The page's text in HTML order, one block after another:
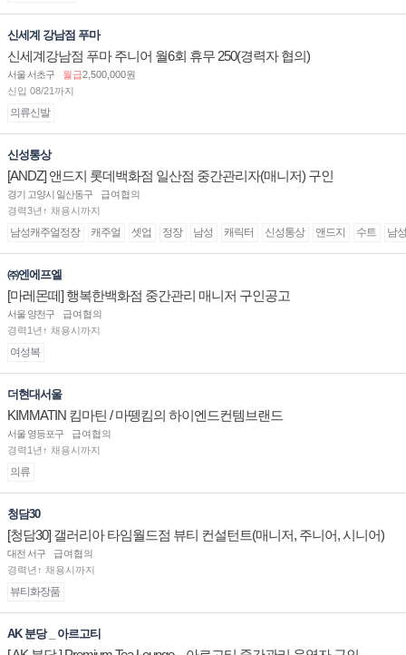
신세계 강남점 푸마
신세계강남점 푸마 주니어 월6회 휴무 250(경력자 협의)
서울 서초구 월급2,500,000원
신입 08/21까지
의류신발
신성통상
[ANDZ] 앤드지 롯데백화점 일산점 중간관리자(매니저) 구인
경기 고양시 일산동구
급여협의
경력3년↑ 채용시까지
남성캐주얼정장 캐주얼 셋업 정장 남성 캐릭터 신성통상 앤드지 수트 남
㈜엔에프엘
[마레몬떼] 행복한백화점 중간관리 매니저 구인공고
서울 양천구
급여협의
경력1년↑ 채용시까지
여성복
더현대서울
KIMMATIN 킴마틴 / 마뗑킴의 하이엔드컨템브랜드
서울 영등포구
급여협의
경력1년↑ 채용시까지
의류
청담30
[청담30] 갤러리아 타임월드점 뷰티 컨설턴트(매니저, 주니어, 시니어)
채용
대전 서구
급여협의
경력년↑ 채용시까지
뷰티화장품
AK 분당 _ 아르고티